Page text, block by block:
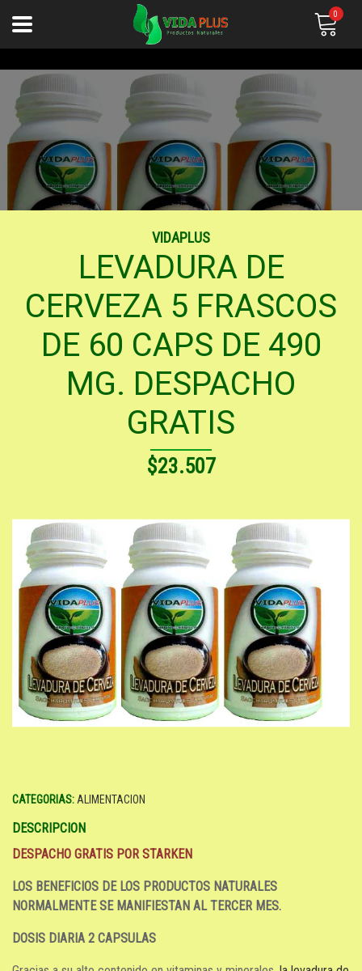
0
VIDAPLUS
LEVADURA DE
CERVEZA 5 FRASCOS
DE 60 CAPS DE 490
MG. DESPACHO
GRATIS
$23.507
CATEGORIAS: ALIMENTACION
DESCRIPCION
DESPACHO GRATIS POR STARKEN
LOS BENEFICIOS DE LOS PRODUCTOS NATURALES
NORMALMENTE SE MANIFIESTAN AL TERCER MES.
DOSIS DIARIA 2 CAPSULAS